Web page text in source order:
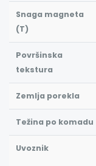
Snaga magneta
(T)
Površinska
tekstura
Zemlja porekla
Težina po komadu
Uvoznik